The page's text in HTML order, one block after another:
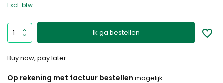
Excl. btw
Ik ga bestellen
Buy now, pay later
Op rekening met factuur bestellen mogelijk